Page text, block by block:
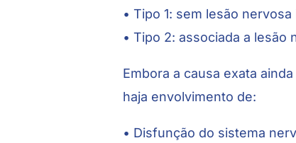
• Tipo 1: sem lesão
• Tipo 2: associada a lesão
Embora a causa exata
haja envolvimento de:
• Disfunção do sistema